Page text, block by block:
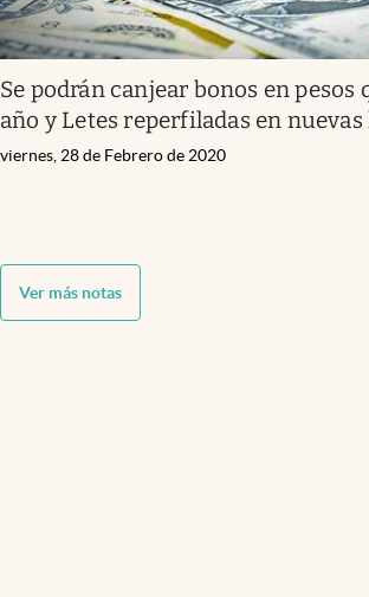
Se podrán canjear bonos en pesos
año y Letes reperfiladas en
viernes, 28 de Febrero de 2020
Ver más notas